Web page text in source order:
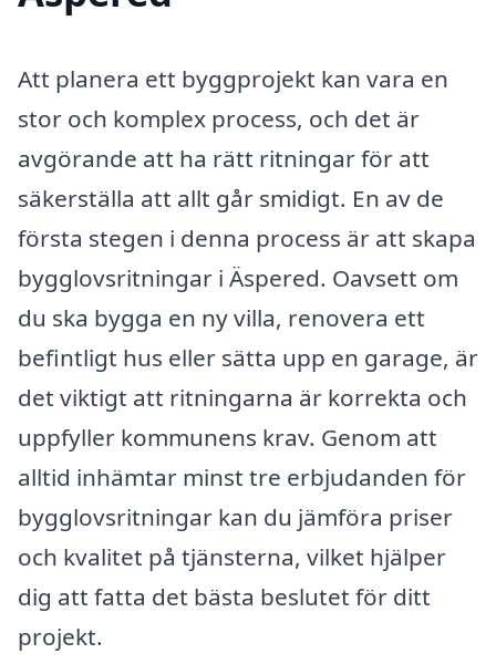
Att planera ett byggprojekt kan vara en
stor och komplex process, och det är
avgörande att ha rätt ritningar för att
säkerställa att allt går smidigt. En av de
första stegen i denna process är att skapa
bygglovsritningar i Äspered. Oavsett om
du ska bygga en ny villa, renovera ett
befintligt hus eller sätta upp en garage, är
det viktigt att ritningarna är korrekta och
uppfyller kommunens krav. Genom att
alltid inhämtar minst tre erbjudanden för
bygglovsritningar kan du jämföra priser
och kvalitet på tjänsterna, vilket hjälper
dig att fatta det bästa beslutet för ditt
projekt.